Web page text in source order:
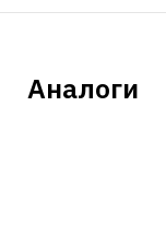
Аналоги